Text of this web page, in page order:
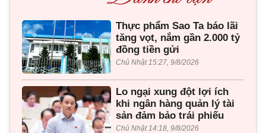
Thực phẩm Sao Ta báo lãi
tăng vọt, nắm gần 2.000 tỷ
đồng tiền gửi
Chủ Nhật 15:27, 9/8/2026
Lo ngại xung đột lợi ích
khi ngân hàng quản lý tài
sản đảm bảo trái phiếu
Chủ Nhật 14:18, 9/8/2026